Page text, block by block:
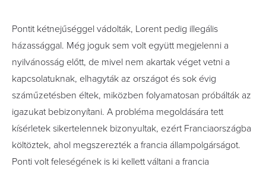
Pontit kétnejűséggel vádolták, Lorent pedig illegális
házassággal. Még joguk sem volt együtt megjelenni a
nyilvánosság előtt, de mivel nem akartak véget vetni a
kapcsolatuknak, elhagyták az országot és sok évig
száműzetésben éltek, miközben folyamatosan próbálták az
igazukat bebizonyítani. A probléma megoldására tett
kísérletek sikertelennek bizonyultak, ezért Franciaországba
költöztek, ahol megszerezték a francia állampolgárságot.
Ponti volt feleségének is ki kellett váltani a francia